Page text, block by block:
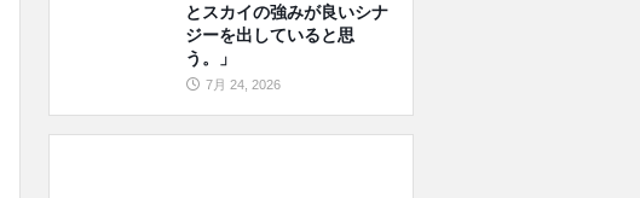
とスカイの強みが良いシナ
ジーを出していると思
う。」
7月 24, 2026